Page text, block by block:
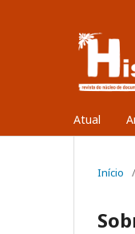
Atual
Início /